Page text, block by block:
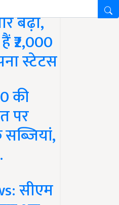
बढ़ा,
स्टेटस
की
पर
सीएम